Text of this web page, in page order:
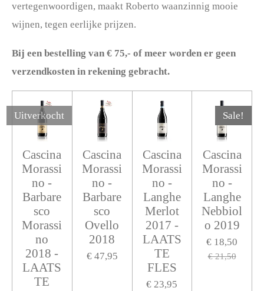
vertegenwoordigen, maakt Roberto waanzinnig mooie
wijnen, tegen eerlijke prijzen.
Bij een bestelling van € 75,- of meer worden er geen
verzendkosten in rekening gebracht.
Uitverkocht
Cascina
Morassi
no -
Barbare
sco
Morassi
no
2018 -
LAATS
TE
Cascina
Morassi
no -
Barbare
sco
Ovello
2018
€ 47,95
Cascina
Morassi
no -
Langhe
Merlot
2017 -
LAATS
TE
FLES
€ 23,95
Sale!
Cascina
Morassi
no -
Langhe
Nebbiol
o 2019
€ 18,50
€ 21,50